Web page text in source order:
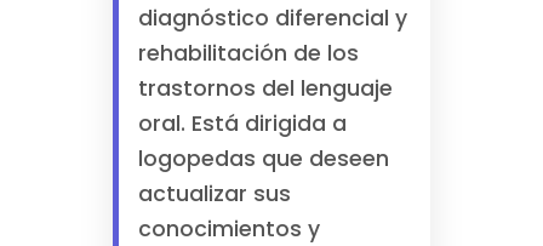
diagnóstico diferencial y
rehabilitación de los
trastornos del lenguaje
oral. Está dirigida a
logopedas que deseen
actualizar sus
conocimientos y